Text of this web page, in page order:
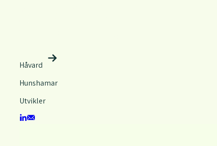
Håvard
Hunshamar
Utvikler